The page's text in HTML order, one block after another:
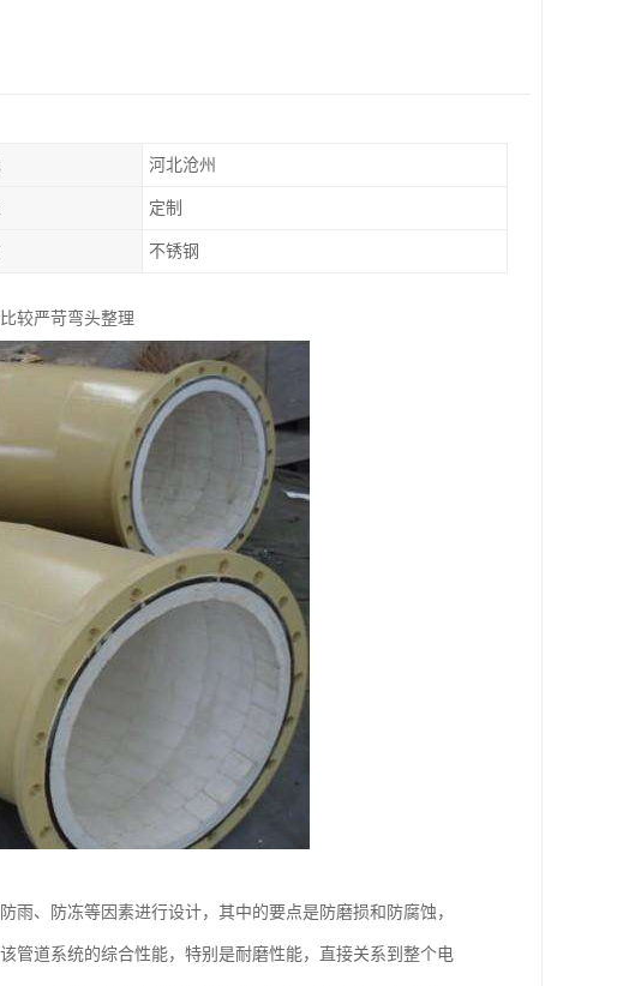
河北沧州
定制
不锈钢
较严苛弯头整理
、防冻等因素进行设计，其中的要点是防磨损和防腐蚀，
管道系统的综合性能，特别是耐磨性能，直接关系到整个电